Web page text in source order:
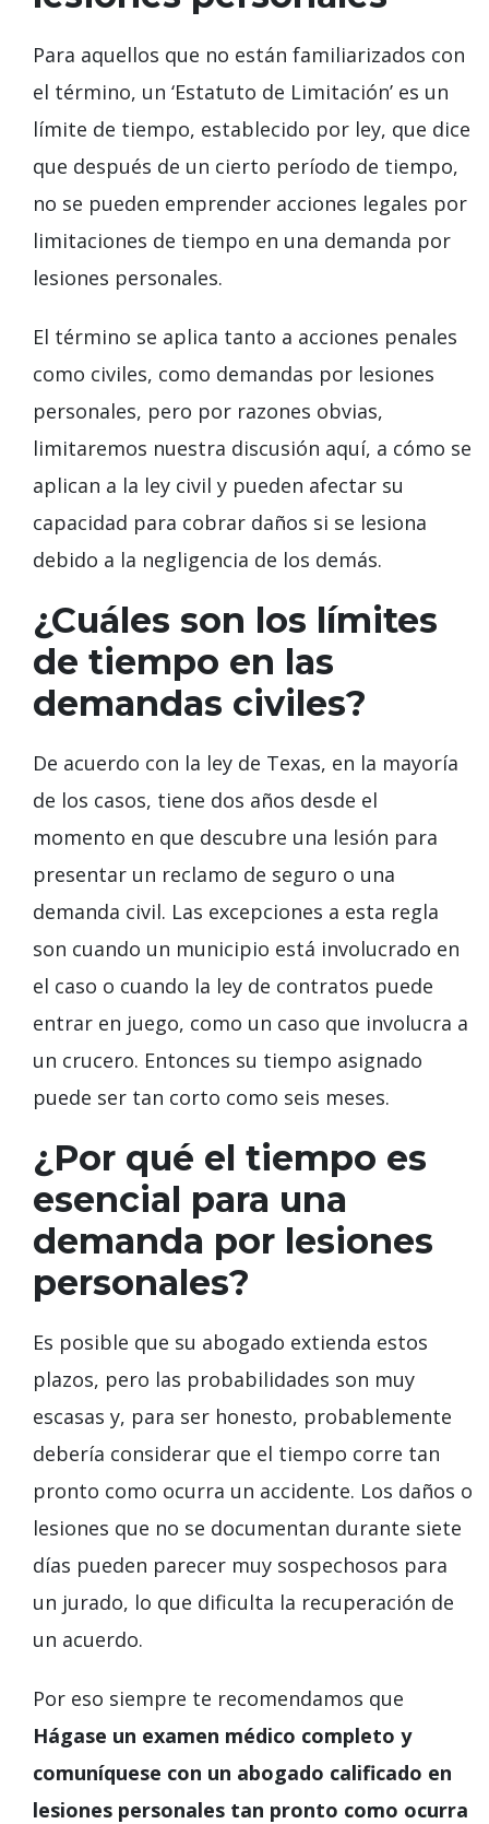
Para aquellos que no están familiarizados con
el término, un ‘Estatuto de Limitación’ es un
límite de tiempo, establecido por ley, que dice
que después de un cierto período de tiempo,
no se pueden emprender acciones legales por
limitaciones de tiempo en una demanda por
lesiones personales.
El término se aplica tanto a acciones penales
como civiles, como demandas por lesiones
personales, pero por razones obvias,
limitaremos nuestra discusión aquí, a cómo se
aplican a la ley civil y pueden afectar su
capacidad para cobrar daños si se lesiona
debido a la negligencia de los demás.
¿Cuáles son los límites
de tiempo en las
demandas civiles?
De acuerdo con la ley de Texas, en la mayoría
de los casos, tiene dos años desde el
momento en que descubre una lesión para
presentar un reclamo de seguro o una
demanda civil. Las excepciones a esta regla
son cuando un municipio está involucrado en
el caso o cuando la ley de contratos puede
entrar en juego, como un caso que involucra a
un crucero. Entonces su tiempo asignado
puede ser tan corto como seis meses.
¿Por qué el tiempo es
esencial para una
demanda por lesiones
personales?
Es posible que su abogado extienda estos
plazos, pero las probabilidades son muy
escasas y, para ser honesto, probablemente
debería considerar que el tiempo corre tan
pronto como ocurra un accidente. Los daños o
lesiones que no se documentan durante siete
días pueden parecer muy sospechosos para
un jurado, lo que dificulta la recuperación de
un acuerdo.
Por eso siempre te recomendamos que
Hágase un examen médico completo y
comuníquese con un abogado calificado en
lesiones personales tan pronto como ocurra